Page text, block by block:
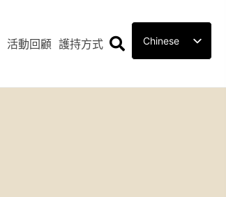
活動回顧 護持方式 Chinese